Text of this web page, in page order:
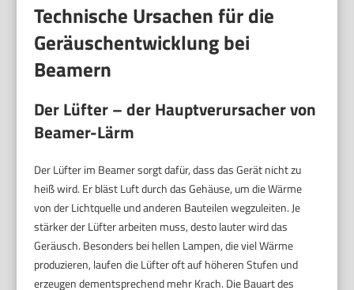
Technische Ursachen für die
Geräuschentwicklung bei
Beamern
Der Lüfter – der Hauptverursacher von
Beamer-Lärm
Der Lüfter im Beamer sorgt dafür, dass das Gerät nicht zu
heiß wird. Er bläst Luft durch das Gehäuse, um die Wärme
von der Lichtquelle und anderen Bauteilen wegzuleiten. Je
stärker der Lüfter arbeiten muss, desto lauter wird das
Geräusch. Besonders bei hellen Lampen, die viel Wärme
produzieren, laufen die Lüfter oft auf höheren Stufen und
erzeugen dementsprechend mehr Krach. Die Bauart des